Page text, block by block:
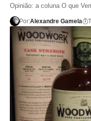
Opinião: a coluna O que
Por:Alexandre Gamela